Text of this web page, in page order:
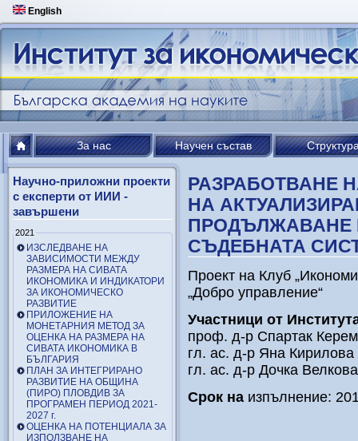
English
За нас Научен състав
Научно-приложни проекти
с експерти от ИИИ -
завършени
2021
ИЗСЛЕДВАНЕ НА
ЗАВИСИМОСТИ МЕЖДУ
РАЗМЕРА НА СИВАТА
ИКОНОМИКА И ИНДИКАТОРИ
ЗА ИКОНОМИЧЕСКО
РАЗВИТИЕ
ПРИЛОЖЕНИЕ НА
МОНЕТАРНИЯ МЕТОД ЗА
ОЦЕНКА НА РАЗМЕРА НА
СИВАТА ИКОНОМИКА В
БЪЛГАРИЯ
ПЛАН ЗА ИНТЕГРИРАНО
РАЗВИТИЕ НА ОБЩИНА
(ПИРО) ПЛОВДИВ ЗА
ПРОГРАМЕН ПЕРИОД 2021-
2027 г.
ОЦЕНКА НА ПОТЕНЦИАЛА ЗА
ИЗПОЛЗВАНЕ НА
РАЗРАБОТВАНЕ
НА
ПРОДЪЛЖАВАНЕ
СЪДЕБНАТА
Проект на Клуб
„Добро управление“
Участници от
проф. д-р Спартак
гл. ас. д-р Яна Кирилова
гл. ас. д-р Дочка Велкова
Срок на изпълнение: